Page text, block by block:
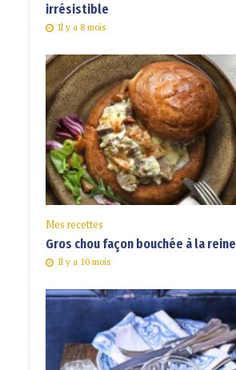
irrésistible
Il y a 8 mois
Mes recettes
Gros chou façon bouchée à la reine
Il y a 10 mois